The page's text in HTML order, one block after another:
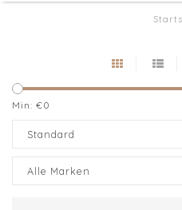
Min: €0
Standard
Alle Marken